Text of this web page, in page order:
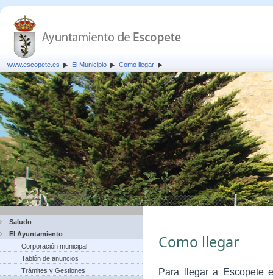
www.escopete.es El Municipio Como llegar
Saludo
El Ayuntamiento
Corporación municipal
Tablón de anuncios
Trámites y Gestiones
Como llegar
Para llegar a Escopete